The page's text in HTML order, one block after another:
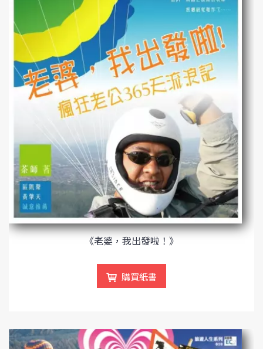
《老婆，我出發啦！》
購買紙書